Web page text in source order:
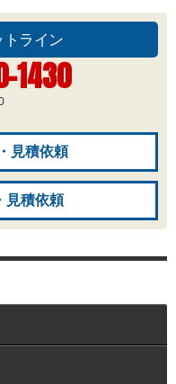
ライン
1430
見積依頼
見積依頼